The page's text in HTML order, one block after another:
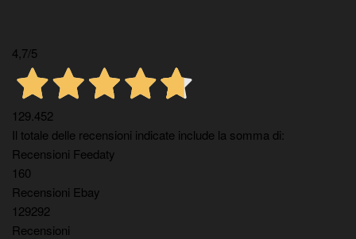
4,7/5
129.452
Il totale delle recensioni indicate include la somma di:
Recensioni Feedaty
160
Recensioni Ebay
129292
Recensioni